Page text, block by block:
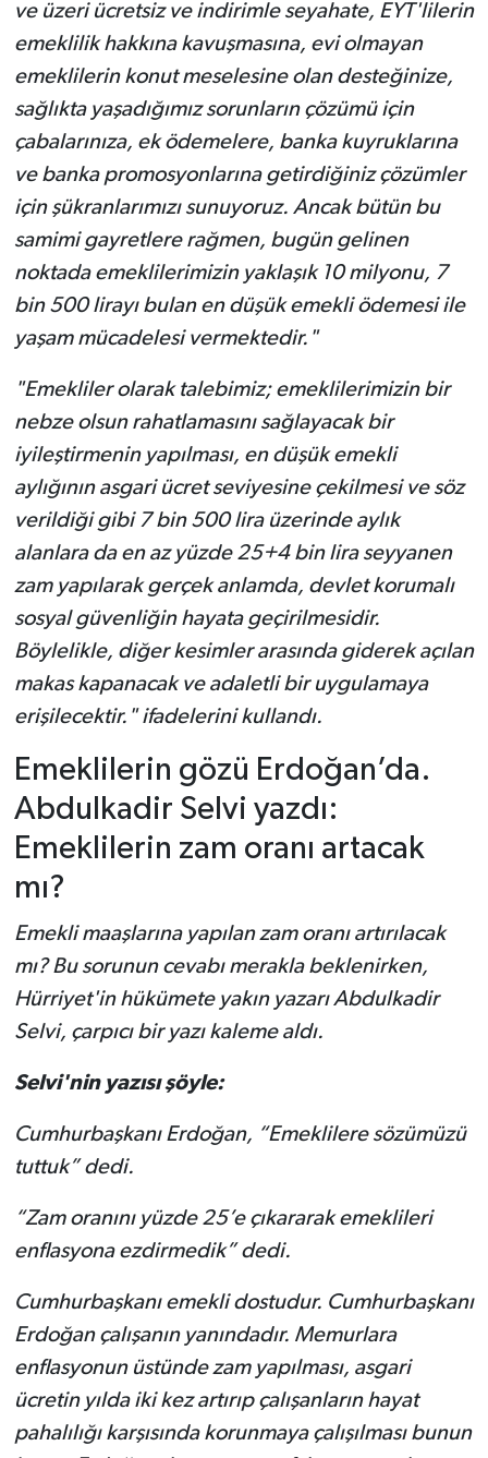
ve üzeri ücretsiz ve indirimle seyahate, EYT'lilerin
emeklilik hakkına kavuşmasına, evi olmayan
emeklilerin konut meselesine olan desteğinize,
sağlıkta yaşadığımız sorunların çözümü için
çabalarınıza, ek ödemelere, banka kuyruklarına
ve banka promosyonlarına getirdiğiniz çözümler
için şükranlarımızı sunuyoruz. Ancak bütün bu
samimi gayretlere rağmen, bugün gelinen
noktada emeklilerimizin yaklaşık 10 milyonu, 7
bin 500 lirayı bulan en düşük emekli ödemesi ile
yaşam mücadelesi vermektedir."
"Emekliler olarak talebimiz; emeklilerimizin bir
nebze olsun rahatlamasını sağlayacak bir
iyileştirmenin yapılması, en düşük emekli
aylığının asgari ücret seviyesine çekilmesi ve söz
verildiği gibi 7 bin 500 lira üzerinde aylık
alanlara da en az yüzde 25+4 bin lira seyyanen
zam yapılarak gerçek anlamda, devlet korumalı
sosyal güvenliğin hayata geçirilmesidir.
Böylelikle, diğer kesimler arasında giderek açılan
makas kapanacak ve adaletli bir uygulamaya
erişilecektir." ifadelerini kullandı.
Emeklilerin gözü Erdoğan’da.
Abdulkadir Selvi yazdı:
Emeklilerin zam oranı artacak
mı?
Emekli maaşlarına yapılan zam oranı artırılacak
mı? Bu sorunun cevabı merakla beklenirken,
Hürriyet'in hükümete yakın yazarı Abdulkadir
Selvi, çarpıcı bir yazı kaleme aldı.
Selvi'nin yazısı şöyle:
Cumhurbaşkanı Erdoğan, “Emeklilere sözümüzü
tuttuk” dedi.
“Zam oranını yüzde 25’e çıkararak emeklileri
enflasyona ezdirmedik” dedi.
Cumhurbaşkanı emekli dostudur. Cumhurbaşkanı
Erdoğan çalışanın yanındadır. Memurlara
enflasyonun üstünde zam yapılması, asgari
ücretin yılda iki kez artırıp çalışanların hayat
pahalılığı karşısında korunmaya çalışılması bunun